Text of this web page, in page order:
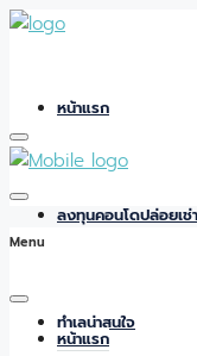
หน้าแรก
ลงทุนคอนโดปล่อยเช่า
ทำเลน่าสนใจ
Menu
หน้าแรก